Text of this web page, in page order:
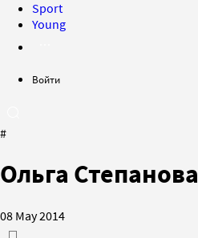
Sport
Young
Войти
#
Ольга Степанова
08 May 2014